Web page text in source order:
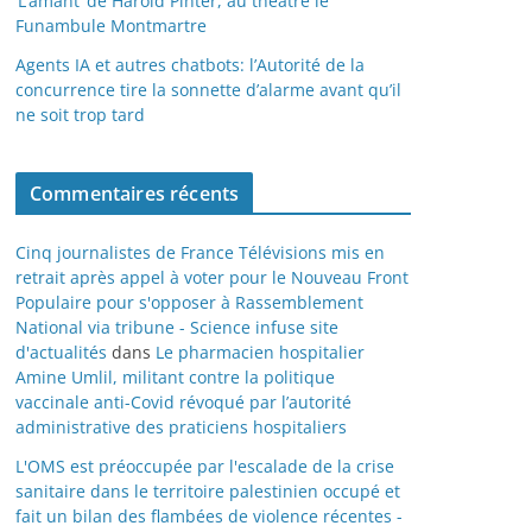
Funambule Montmartre
Agents IA et autres chatbots: l’Autorité de la
concurrence tire la sonnette d’alarme avant qu’il
ne soit trop tard
Commentaires récents
Cinq journalistes de France Télévisions mis en
retrait après appel à voter pour le Nouveau Front
Populaire pour s'opposer à Rassemblement
National via tribune - Science infuse site
d'actualités dans Le pharmacien hospitalier
Amine Umlil, militant contre la politique
vaccinale anti-Covid révoqué par l’autorité
administrative des praticiens hospitaliers
L'OMS est préoccupée par l'escalade de la crise
sanitaire dans le territoire palestinien occupé et
fait un bilan des flambées de violence récentes -